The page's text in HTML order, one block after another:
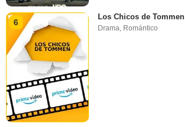
6
Los Chicos de Tommen
Drama Romántico